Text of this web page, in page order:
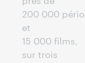
200 000
et
15 000 films,
sur trois